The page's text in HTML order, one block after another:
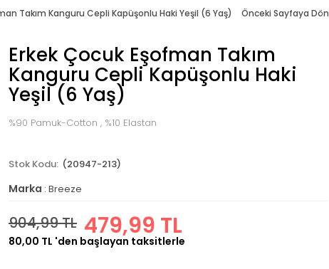
Takım Kanguru Cepli Kapüşonlu Haki Yeşil (6 Yaş) Önceki Sayfaya Dön
Erkek Çocuk Eşofman Takım
Kanguru Cepli Kapüşonlu Haki
Yeşil (6 Yaş)
%90 Pamuk-Cotton , %10 Elastan
(20947-213)
Marka : Breeze
904,99 TL 479,99 TL
80,00 TL 'den başlayan taksitlerle